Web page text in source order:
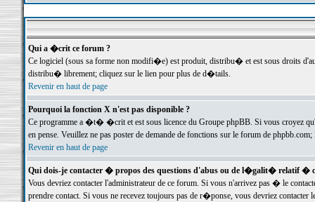
Qui a �crit ce forum ?
Ce logiciel (sous sa forme non modifi�e) est produit, distribu� et est sous droits
distribu� librement; cliquez sur le lien pour plus de d�tails.
Revenir en haut de page
Pourquoi la fonction X n'est pas disponible ?
Ce programme a �t� �crit et est sous licence du Groupe phpBB. Si vous croyez
en pense. Veuillez ne pas poster de demande de fonctions sur le forum de
Revenir en haut de page
Qui dois-je contacter � propos des questions d'abus ou de l�galit� relatif �
Vous devriez contacter l'administrateur de ce forum. Si vous n'arrivez pas � le
prendre contact. Si vous ne recevez toujours pas de r�ponse, vous devriez